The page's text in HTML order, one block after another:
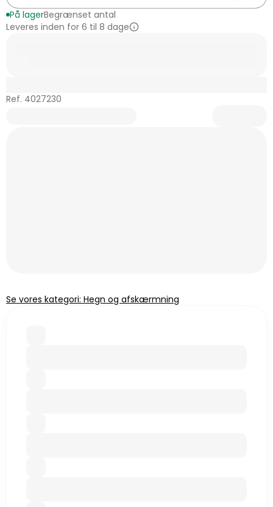
På lagerBegrænset antal
Leveres inden for 6 til 8 dage
Ref. 4027230
Se vores kategori: Hegn og afskærmning